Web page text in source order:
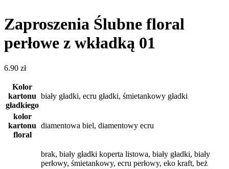
Zaproszenia Ślubne floral
perłowe z wkładką 01
6.90 zł
Kolor
kartonu
gładkiego
biały gładki, ecru gładki, śmietankowy gładki
kolor
kartonu
floral
diamentowa biel, diamentowy ecru
brak, biały gładki koperta listowa, biały gładki, biały
perłowy, śmietankowy, ecru perłowy, eko kraft, beż